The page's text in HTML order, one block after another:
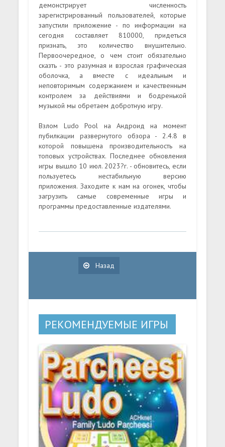
демонстрирует численность
зарегистрированный пользователей, которые
запустили приложение - по информации на
сегодня составляет 810000, придеться
признать, это количество внушительно.
Первоочередное, о чем стоит обязательно
сказть - это разумная и взрослая графическая
оболочка, а вместе с идеальным и
неповторимым содержанием и качественным
контролем за действиями и бодренькой
музыкой мы обретаем добротную игру.
Взлом Ludo Pool на Андроид на момент
пубилкации развернутого обзора - 2.4.8 в
которой повышена производительность на
топовых устройствах. Последнее обновления
игры вышло 10 июл. 2023?г. - обновитесь, если
пользуетесь нестабильную версию
приложения. Заходите к нам на огонек, чтобы
загрузить самые современные игры и
программы предоставленные издателями.
Назад
РЕКОМЕНДУЕМЫЕ ИГРЫ